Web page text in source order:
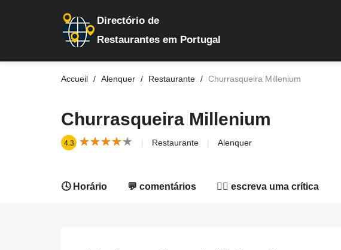
Directório de
Restaurantes em Portugal
Accueil Alenquer Restaurante Churrasqueira Millenium
Churrasqueira Millenium
4.3 ★★★★★
★★★★★ Restaurante Alenquer
🕓 Horário 💬 comentários ✍🏻 escreva uma crítica